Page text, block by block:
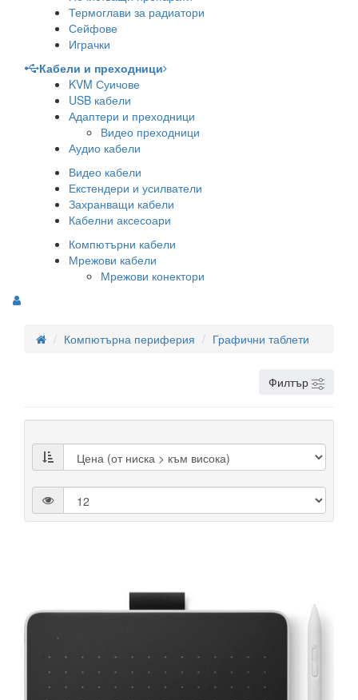
Термоглави за радиатори
Сейфове
Играчки
Кабели и преходници
KVM Суичове
USB кабели
Адаптери и преходници
Видео преходници
Аудио кабели
Видео кабели
Екстендери и усилватели
Захранващи кабели
Кабелни аксесоари
Компютърни кабели
Мрежови кабели
Мрежови конектори
Компютърна периферия Графични таблети
Филтър